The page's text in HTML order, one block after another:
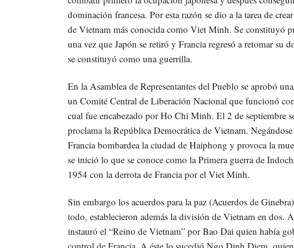
dominación francesa. Por esta razón se dio a la tarea de
de Vietnam más conocida como Viet Minh. Se constituyó
una vez que Japón se retiró y Francia regresó a retomar
se constituyó como una guerrilla.
En la Asamblea de Representantes del Pueblo se aprobó
un Comité Central de Liberación Nacional que funcionó
cual fue encabezado por Ho Chi Minh. El 2 de septiembre
proclama la República Democrática de Vietnam.
Francia bombardea la ciudad de Haiphong y provoca la
se inició lo que se conoce como la Primera guerra de
1954 con la derrota de Francia por el Viet Minh.
Sin embargo los acuerdos para la paz (Acuerdos de
todo, establecieron además la división de Vietnam en dos.
instauró el “Reino de Vietnam” por Bao Dai quien había